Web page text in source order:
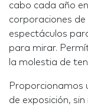
cabo cada año
corporaciones de
espectáculos
para mirar.
la molestia de
Proporcionamos
de exposición,